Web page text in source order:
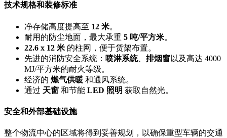
技术规格和装修标准
净存储高度提高至 12 米。
耐用的防尘地面，最大承重 5 吨/平方米。
22.6 x 12 米 的柱网，便于货架布置。
先进的消防安全系统： 喷淋系统、 排烟窗以及高达 4000
MJ/平方米的耐火等级。
经济的 燃气供暖 和通风系统。
通过 天窗 和节能 LED 照明 获取自然光。
安全和外部基础设施
整个物流中心的区域将得到妥善规划，以确保重型车辆的交通